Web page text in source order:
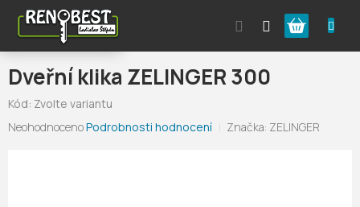
obsah
Nákupní
košík
Dveřní klika ZELINGER 300
Kód: Zvolte variantu
Průměrné
NeohodnocenoPodrobnosti hodnocení Značka: ZELINGER